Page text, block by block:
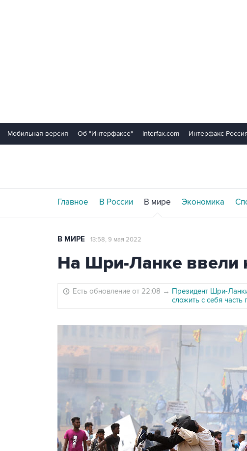
Мобильная версия Об "Интерфаксе" Interfax.com Интерфакс-
Главное В России В мире Экономика
В МИРЕ 13:58, 9 мая 2022
На Шри-Ланке ввели
Есть обновление от 22:08 → Президент Шри-
сложить с себя